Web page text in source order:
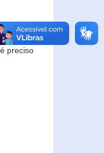
preciso